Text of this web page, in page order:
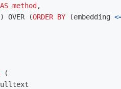
AS method ,
OVER (ORDER BY (embedding
(